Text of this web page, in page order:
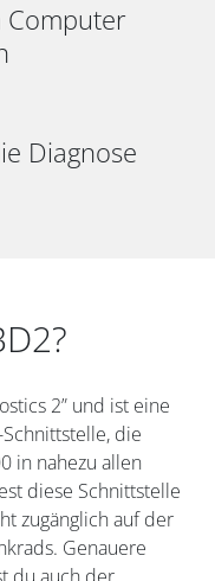
Computer
Diagnose
2” und ist eine
die
in nahezu allen
diese Schnittstelle
zugänglich auf der
Genauere